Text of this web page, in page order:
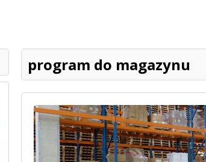
program do magazynu